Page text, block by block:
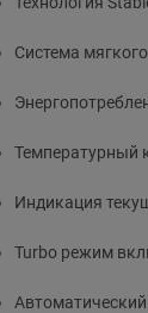
Система
Температурный
Индикация
Turbo режим